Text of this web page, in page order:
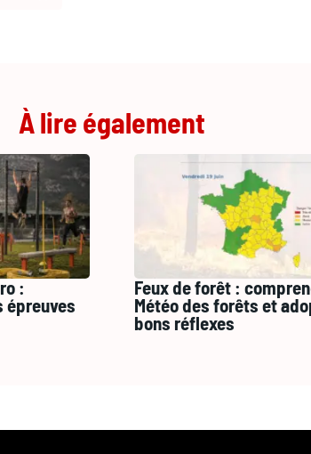
À lire également
:
épreuves
Feux de forêt :
Météo des forêts et
bons réflexes